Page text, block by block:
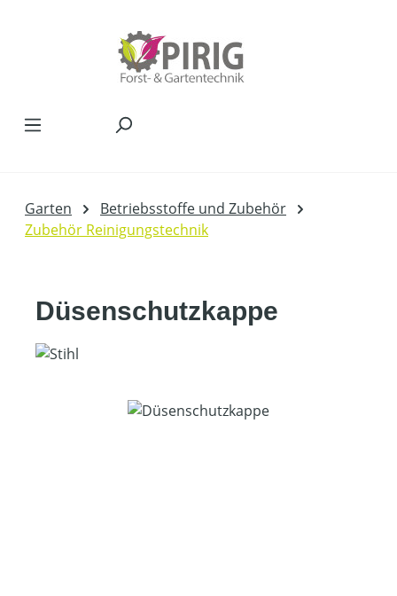
Garten
Betriebsstoffe und Zubehör
Zubehör Reinigungstechnik
Düsenschutzkappe
Bildergalerie überspringen